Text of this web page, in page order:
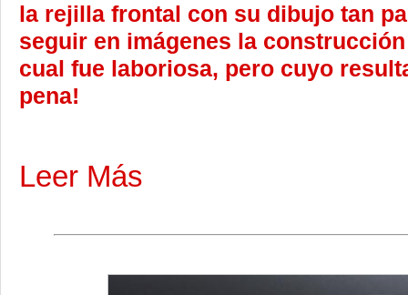
la rejilla frontal con su dibujo tan
seguir en imágenes la
cual fue laboriosa, pero cuyo
pena!
Leer Más